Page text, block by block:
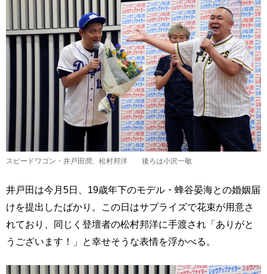
スピードワゴン・井戸田潤、松村邦洋 後ろは小沢一敬
井戸田は今月5日、19歳年下のモデル・蜂谷晏海との婚姻届
けを提出したばかり。この日はサプライズで花束が用意さ
れており、同じく登壇者の松村邦洋に手渡され「ありがと
うございます！」と幸せそうな表情を浮かべる。